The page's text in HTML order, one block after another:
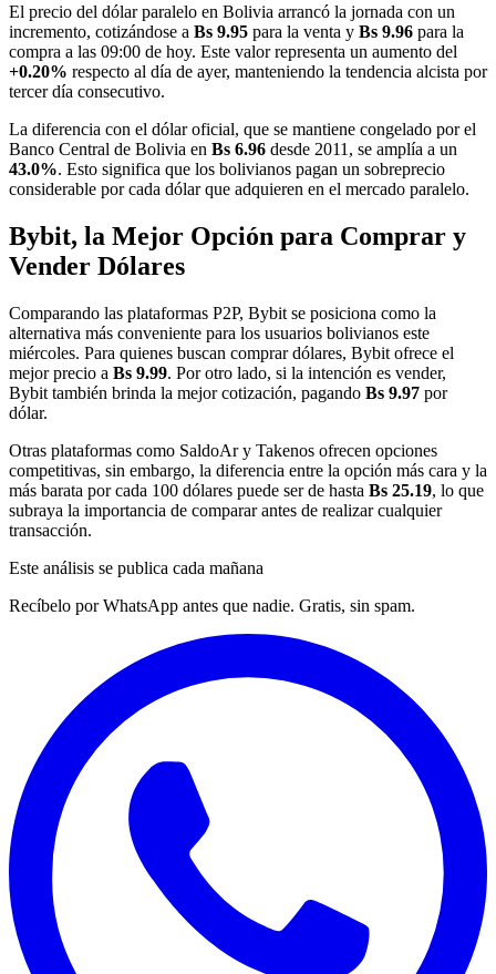
El precio del dólar paralelo en Bolivia arrancó la jornada con un
incremento, cotizándose a Bs 9.95 para la venta y Bs 9.96 para la
compra a las 09:00 de hoy. Este valor representa un aumento del
+0.20% respecto al día de ayer, manteniendo la tendencia alcista por
tercer día consecutivo.
La diferencia con el dólar oficial, que se mantiene congelado por el
Banco Central de Bolivia en Bs 6.96 desde 2011, se amplía a un
43.0%. Esto significa que los bolivianos pagan un sobreprecio
considerable por cada dólar que adquieren en el mercado paralelo.
Bybit, la Mejor Opción para Comprar y
Vender Dólares
Comparando las plataformas P2P, Bybit se posiciona como la
alternativa más conveniente para los usuarios bolivianos este
miércoles. Para quienes buscan comprar dólares, Bybit ofrece el
mejor precio a Bs 9.99. Por otro lado, si la intención es vender,
Bybit también brinda la mejor cotización, pagando Bs 9.97 por
dólar.
Otras plataformas como SaldoAr y Takenos ofrecen opciones
competitivas, sin embargo, la diferencia entre la opción más cara y la
más barata por cada 100 dólares puede ser de hasta Bs 25.19, lo que
subraya la importancia de comparar antes de realizar cualquier
transacción.
Este análisis se publica cada mañana
Recíbelo por WhatsApp antes que nadie. Gratis, sin spam.